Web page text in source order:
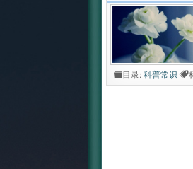
目录: 科普常识